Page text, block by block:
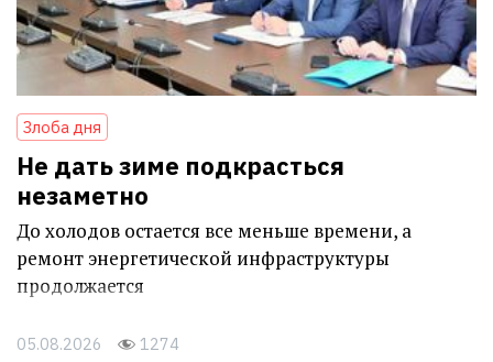
Злоба дня
Не дать зиме подкрасться
незаметно
До холодов остается все меньше времени, а
ремонт энергетической инфраструктуры
продолжается
05.08.2026 1274